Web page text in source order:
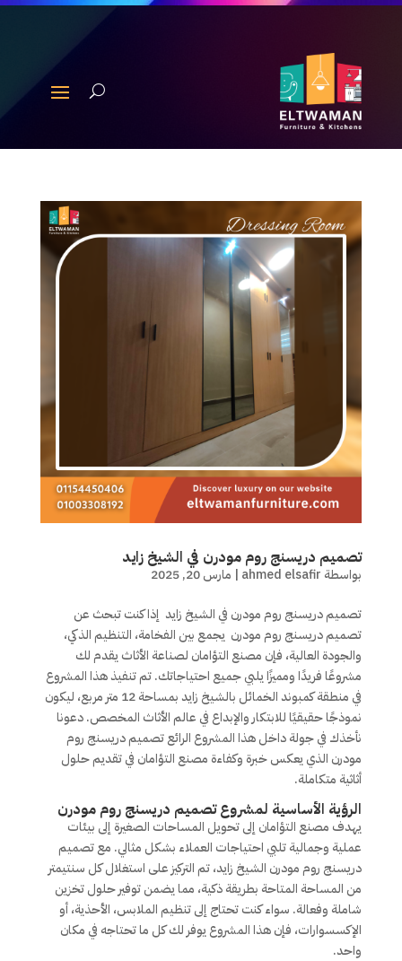
تصميم دريسنج روم مودرن في الشيخ زايد
بواسطة ahmed elsafir
| مارس 20, 2025
تصميم دريسنج روم مودرن في الشيخ زايد إذا كنت تبحث عن
تصميم دريسنج روم مودرن يجمع بين الفخامة، التنظيم الذكي،
والجودة العالية، فإن مصنع التؤامان لصناعة الأثاث يقدم لك
مشروعًا فريدًا ومميزًا يلبي جميع احتياجاتك. تم تنفيذ هذا المشروع
في منطقة كمبوند الخمائل بالشيخ زايد بمساحة 12 متر مربع، ليكون
نموذجًا حقيقيًا للابتكار والإبداع في عالم الأثاث المخصص. دعونا
نأخذك في جولة داخل هذا المشروع الرائع تصميم دريسنج روم
مودرن الذي يعكس خبرة وكفاءة مصنع التؤامان في تقديم حلول
أثاثية متكاملة.
الرؤية الأساسية لمشروع تصميم دريسنج روم مودرن
يهدف مصنع التؤامان إلى تحويل المساحات الصغيرة إلى بيئات
عملية وجمالية تلبي احتياجات العملاء بشكل مثالي. مع تصميم
دريسنج روم مودرن الشيخ زايد، تم التركيز على استغلال كل سنتيمتر
من المساحة المتاحة بطريقة ذكية، مما يضمن توفير حلول تخزين
شاملة وفعالة. سواء كنت تحتاج إلى تنظيم الملابس، الأحذية، أو
الإكسسوارات، فإن هذا المشروع يوفر لك كل ما تحتاجه في مكان
واحد.